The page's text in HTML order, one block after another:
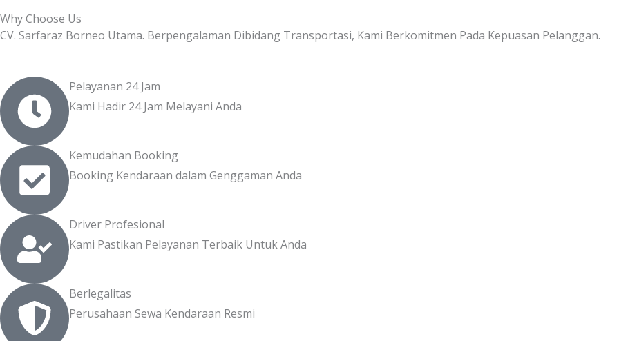
Why Choose Us
CV. Sarfaraz Borneo Utama. Berpengalaman Dibidang Transportasi, Kami Berkomitmen Pada Kepuasan Pelanggan.
Pelayanan 24 Jam
Kami Hadir 24 Jam Melayani Anda
Kemudahan Booking
Booking Kendaraan dalam Genggaman Anda
Driver Profesional
Kami Pastikan Pelayanan Terbaik Untuk Anda
Berlegalitas
Perusahaan Sewa Kendaraan Resmi